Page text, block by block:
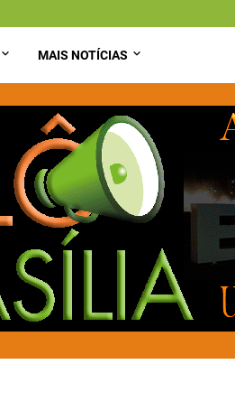
MAIS NOTÍCIAS